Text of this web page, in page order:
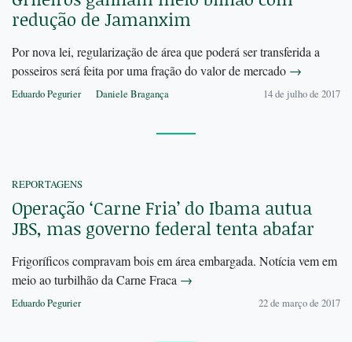
redução de Jamanxim
Por nova lei, regularização de área que poderá ser transferida a
posseiros será feita por uma fração do valor de mercado →
Eduardo Pegurier Daniele Bragança 14 de julho de 2017
REPORTAGENS
Operação ‘Carne Fria’ do Ibama autua
JBS, mas governo federal tenta abafar
Frigoríficos compravam bois em área embargada. Notícia vem em
meio ao turbilhão da Carne Fraca →
Eduardo Pegurier 22 de março de 2017